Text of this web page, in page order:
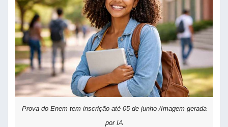
Prova do Enem tem inscrição até 05 de junho /Imagem gerada
por IA